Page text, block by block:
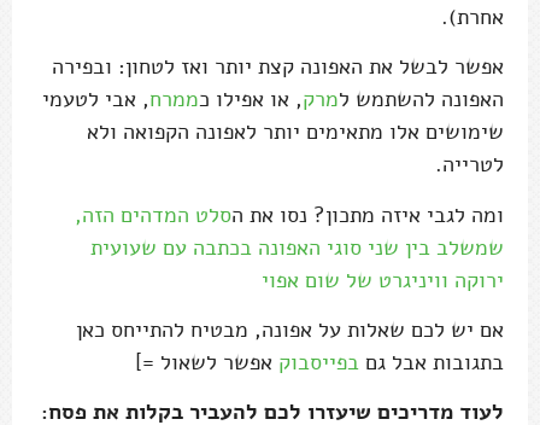
אחרת).
אפשר לבשל את האפונה קצת יותר ואז לטחון: ובפירה
האפונה להשתמש למרק, או אפילו כממרח, אבי לטעמי
שימושים אלו מתאימים יותר לאפונה הקפואה ולא
לטרייה.
ומה לגבי איזה מתכון? נסו את הסלט המדהים הזה,
שמשלב בין שני סוגי האפונה בכתבה עם שעועית
ירוקה וויניגרט של שום אפוי
אם יש לכם שאלות על אפונה, מבטיח להתייחס כאן
בתגובות אבל גם בפייסבוק אפשר לשאול =]
לעוד מדריכים שיעזרו לכם להעביר בקלות את פסח: